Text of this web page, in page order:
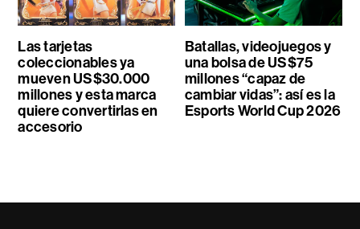
Las tarjetas
coleccionables ya
mueven US$30.000
millones y esta marca
quiere convertirlas en
accesorio
Batallas, videojuegos y
una bolsa de US$75
millones “capaz de
cambiar vidas”: así es la
Esports World Cup 2026